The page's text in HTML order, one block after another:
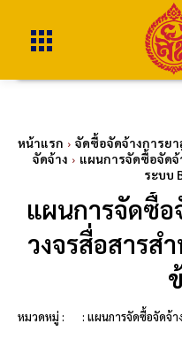
หน้าแรก จัดซื้อจัดจ้างการย
จัดจ้าง
แผนการจัดซื้อจัดจ้
ระบบ
แผนการจัดซื้อ
วงจรสื่อสารส
หมวดหมู่ : : แผนการจัดซื้อจัดจ้าง